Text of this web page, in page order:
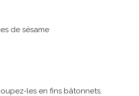
de sésame
les en fins bâtonnets.